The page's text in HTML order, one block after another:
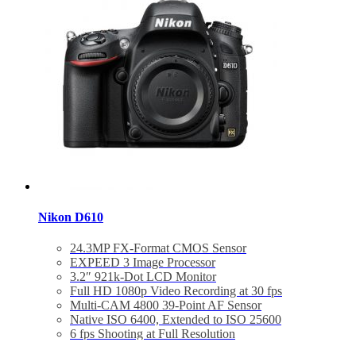
Nikon D610
24.3MP FX-Format CMOS Sensor
EXPEED 3 Image Processor
3.2″ 921k-Dot LCD Monitor
Full HD 1080p Video Recording at 30 fps
Multi-CAM 4800 39-Point AF Sensor
Native ISO 6400, Extended to ISO 25600
6 fps Shooting at Full Resolution